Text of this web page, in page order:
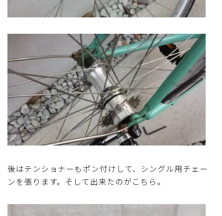
後はテンショナーもポン付けして、シングル用チェー
ンを張ります。そして出来たのがこちら。